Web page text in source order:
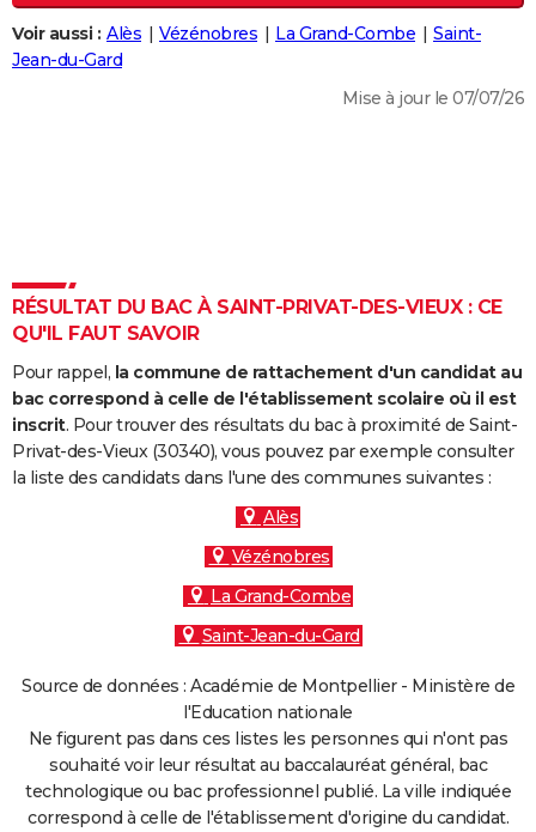
Destinations
City break
Voyage nature
Voyage de noces
Forum
Climat
+
PHOTO
COPAINS D'AVANT
S'inscrire
Se connecter
Lycées
Collèges
Primaires
Universités
Entreprises
Service militaire
Avis de recherche
AVIS DE DÉCÈS
FORUM
Bricolage
Lifestyle
Culture
Sport
Auto
Television
Voyage
Cinema
Voir aussi : Alès Vézénobres La Grand-Combe
Saint-
Jean-du-Gard
Mise à jour le 07/07/26
RÉSULTAT DU BAC À SAINT-PRIVAT-DES-VIEUX : CE
QU'IL FAUT SAVOIR
Pour rappel, la commune de rattachement d'un candidat au
bac correspond à celle de l'établissement scolaire où il est
inscrit. Pour trouver des résultats du bac à proximité de Saint-
Privat-des-Vieux (30340), vous pouvez par exemple consulter
la liste des candidats dans l'une des communes suivantes :
Alès
Vézénobres
La Grand-Combe
Saint-Jean-du-Gard
Source de données : Académie de Montpellier - Ministère de
l'Education nationale
Ne figurent pas dans ces listes les personnes qui n'ont pas
souhaité voir leur résultat au baccalauréat général, bac
technologique ou bac professionnel publié. La ville indiquée
correspond à celle de l'établissement d'origine du candidat.